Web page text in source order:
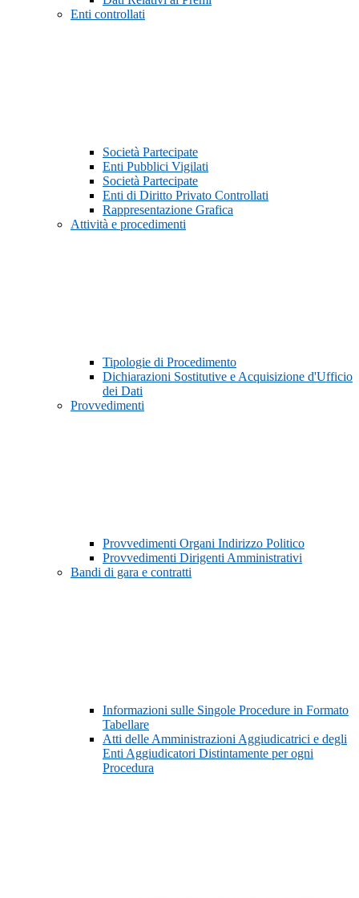
Enti controllati
Società Partecipate
Enti Pubblici Vigilati
Società Partecipate
Enti di Diritto Privato Controllati
Rappresentazione Grafica
Attività e procedimenti
Tipologie di Procedimento
Dichiarazioni Sostitutive e Acquisizione d'Ufficio
dei Dati
Provvedimenti
Provvedimenti Organi Indirizzo Politico
Provvedimenti Dirigenti Amministrativi
Bandi di gara e contratti
Informazioni sulle Singole Procedure in Formato
Tabellare
Atti delle Amministrazioni Aggiudicatrici e degli
Enti Aggiudicatori Distintamente per ogni
Procedura